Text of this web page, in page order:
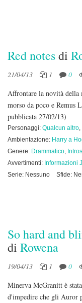
Red notesdi
21/04/13 1 0
Affrontare la novità della
morso da poco e Remus
pubblicata 27/02/13)
Personaggi: Qualcun altro,
Ambientazione: Harry a
Genere: Drammatico,
Avvertimenti: Informazioni
Serie: Nessuno
Sfide:
So hard and
di Rowena
19/04/13 1 0
Minerva McGranitt è
d'impedire che gli Auror